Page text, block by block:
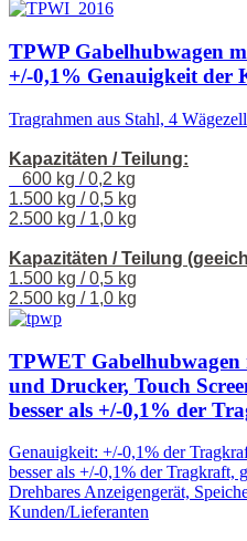
TPWP Gabelhubwagen
+/-0,1% Genauigkeit der
Tragrahmen aus Stahl, 4
Kapazitäten / Teilung:
600 kg / 0,2 kg
1.500 kg / 0,5 kg
2.500 kg / 1,0 kg
Kapazitäten / Teilung
1.500 kg / 0,5 kg
2.500 kg / 1,0 kg
TPWET
und Drucker, Touch
besser als +/-0,1% der
Genauigkeit: +/-0,1% der
besser als +/-0,1% der Tragkraft,
Drehbares Anzeigengerät,
Kunden/Lieferanten